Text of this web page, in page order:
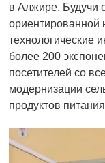
в Алжире. Будучи
ориентированной
технологические
более 200
посетителей со
модернизации
продуктов